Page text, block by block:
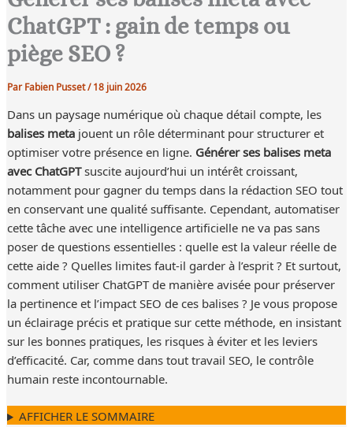
ChatGPT : gain de temps ou
piège SEO ?
ParFabien Pusset/18 juin 2026
Dans un paysage numérique où chaque détail compte, les
balises metajouent un rôle déterminant pour structurer et
optimiser votre présence en ligne. Générer ses balises meta
avec ChatGPTsuscite aujourd’hui un intérêt croissant,
notamment pour gagner du temps dans la rédaction SEO tout
en conservant une qualité suffisante. Cependant, automatiser
cette tâche avec une intelligence artificielle ne va pas sans
poser de questions essentielles : quelle est la valeur réelle de
cette aide ? Quelles limites faut-il garder à l’esprit ? Et surtout,
comment utiliser ChatGPT de manière avisée pour préserver
la pertinence et l’impact SEO de ces balises ? Je vous propose
un éclairage précis et pratique sur cette méthode, en insistant
sur les bonnes pratiques, les risques à éviter et les leviers
d’efficacité. Car, comme dans tout travail SEO, le contrôle
humain reste incontournable.
AFFICHER LE SOMMAIRE